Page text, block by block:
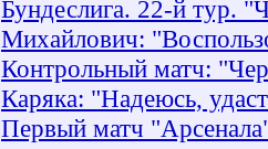
Бундеслига. 22-й тур.
Михайлович:
Контрольный матч:
Каряка: "Надеюсь,
Первый матч